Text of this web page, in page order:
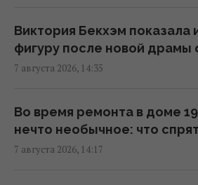
Зачем оставлять салфетку
простой трюк для кухни
В Украине стремительно
аренда: Киев среди лидеров
Виктория Бекхэм показала
фигуру после новой драмы
7 августа 2026, 14:35
Во время ремонта в доме
нечто необычное: что
7 августа 2026, 14:17